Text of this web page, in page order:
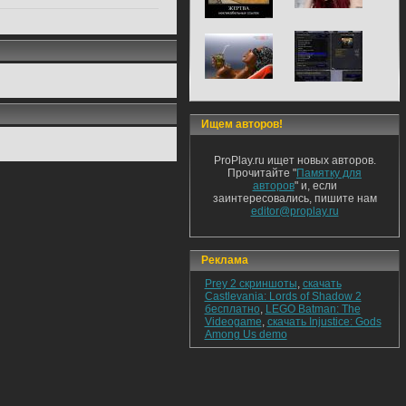
Ищем авторов!
ProPlay.ru ищет новых авторов.
Прочитайте "Памятку для
авторов" и, если
заинтересовались, пишите нам
editor@proplay.ru
Реклама
Prey 2 скриншоты, скачать
Castlevania: Lords of Shadow 2
бесплатно, LEGO Batman: The
Videogame, скачать Injustice: Gods
Among Us demo